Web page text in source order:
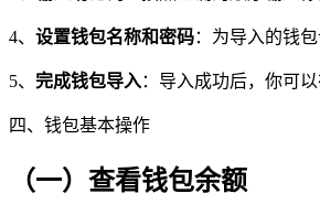
4、 设置钱包名称和密码：为导入的钱
5、 完成钱包导入：导入成功后，你可
四、钱包基本操作
（一）查看钱包余额